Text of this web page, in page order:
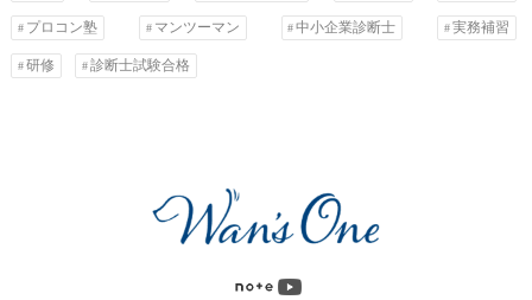
リ
ー
プロコン塾 マンツーマン 中小企業診断士 実務補習
研修 診断士試験合格